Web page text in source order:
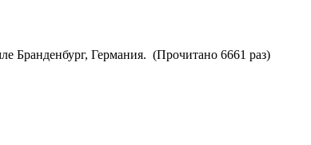
Бранденбург, Германия. (Прочитано 6661 раз)